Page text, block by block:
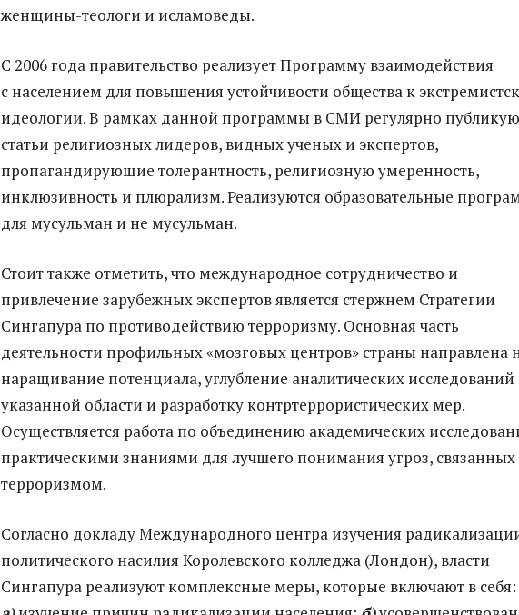
женщины-теологи и исламоведы.
С 2006 года правительство реализует Программу взаимодействия
с населением для повышения устойчивости общества к
идеологии. В рамках данной программы в СМИ регулярно
статьи религиозных лидеров, видных ученых и экспертов,
пропагандирующие толерантность, религиозную умеренность,
инклюзивность и плюрализм. Реализуются образовательные
для мусульман и не мусульман.
Стоит также отметить, что международное сотрудничество и
привлечение зарубежных экспертов является стержнем Стратегии
Сингапура по противодействию терроризму. Основная часть
деятельности профильных «мозговых центров» страны направлена
наращивание потенциала, углубление аналитических исследований
указанной области и разработку контртеррористических мер.
Осуществляется работа по объединению академических
практическими знаниями для лучшего понимания угроз, связанных
терроризмом.
Согласно докладу Международного центра изучения
политического насилия Королевского колледжа (Лондон), власти
Сингапура реализуют комплексные меры, которые включают в себя: